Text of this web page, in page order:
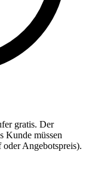
gratis. Der
Kunde müssen
Angebotspreis).